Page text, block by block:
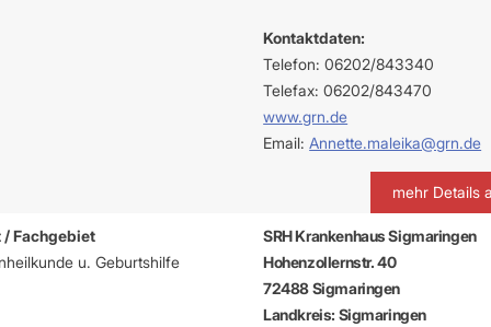
ASV
Hybrid-DRG
DMP
Innovationsfonds
Prä-/Poststationäre
VERTRÄGE & RECHT
Verträge von A – Z
Rechtsquellen
Bekanntmachungen
Kontaktdaten:
Telefon: 06202/843340
Telefax: 06202/843470
www.grn.de
Email:Annette.maleika@grn.de
mehr Details
/ Fachgebiet
u. Geburtshilfe
SRH Krankenhaus Sigmaringen
Hohenzollernstr. 40
72488 Sigmaringen
Landkreis: Sigmaringen